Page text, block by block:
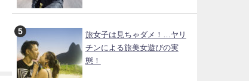
旅女子は見ちゃダメ！…ヤリ
チンによる旅美女遊びの実
態！